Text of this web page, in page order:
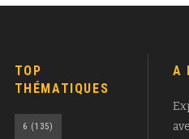
TOP
THÉMATIQUES
6 (135)
A